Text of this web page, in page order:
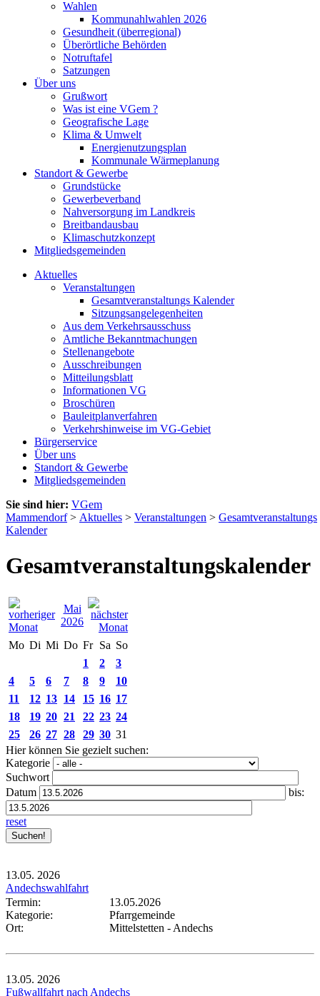
Wahlen
Kommunahlwahlen 2026
Gesundheit (überregional)
Überörtliche Behörden
Notruftafel
Satzungen
Über uns
Grußwort
Was ist eine VGem ?
Geografische Lage
Klima & Umwelt
Energienutzungsplan
Kommunale Wärmeplanung
Standort & Gewerbe
Grundstücke
Gewerbeverband
Nahversorgung im Landkreis
Breitbandausbau
Klimaschutzkonzept
Mitgliedsgemeinden
Aktuelles
Veranstaltungen
Gesamtveranstaltungs Kalender
Sitzungsangelegenheiten
Aus dem Verkehrsausschuss
Amtliche Bekanntmachungen
Stellenangebote
Ausschreibungen
Mitteilungsblatt
Informationen VG
Broschüren
Bauleitplanverfahren
Verkehrshinweise im VG-Gebiet
Bürgerservice
Über uns
Standort & Gewerbe
Mitgliedsgemeinden
Sie sind hier: VGem
Mammendorf> Aktuelles > Veranstaltungen > Gesamtveranstaltungs
Kalender
Gesamtveranstaltungskalender
Mai
2026
Mo Di Mi Do Fr Sa So
1
2
3
4
5 6 7 8 9
10
11
12 13 14 15 16 17
18
19 20 21 22 23 24
25
26 27 28 29 30 31
Hier können Sie gezielt suchen:
Kategorie
Suchwort
Datum
bis:
reset
13.05. 2026
Andechswahlfahrt
Termin:
13.05.2026
Kategorie:
Pfarrgemeinde
Ort:
Mittelstetten - Andechs
13.05. 2026
Fußwallfahrt nach Andechs